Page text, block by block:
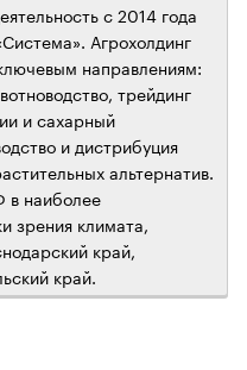
с 2014 года
Агрохолдинг
направлениям:
трейдинг
и сахарный
и дистрибуция
альтернатив.
в наиболее
зрения климата,
край,
край.